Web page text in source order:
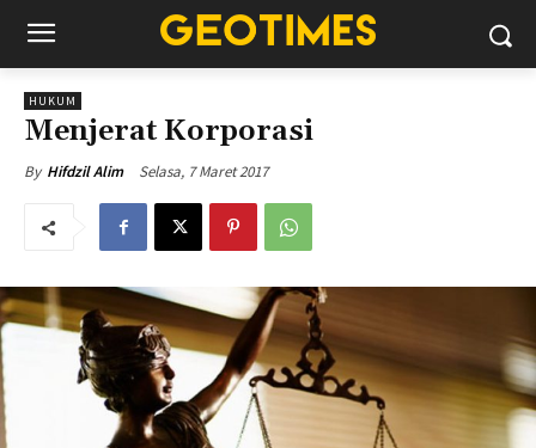
HUKUM
Menjerat Korporasi
By Hifdzil Alim Selasa, 7 Maret 2017